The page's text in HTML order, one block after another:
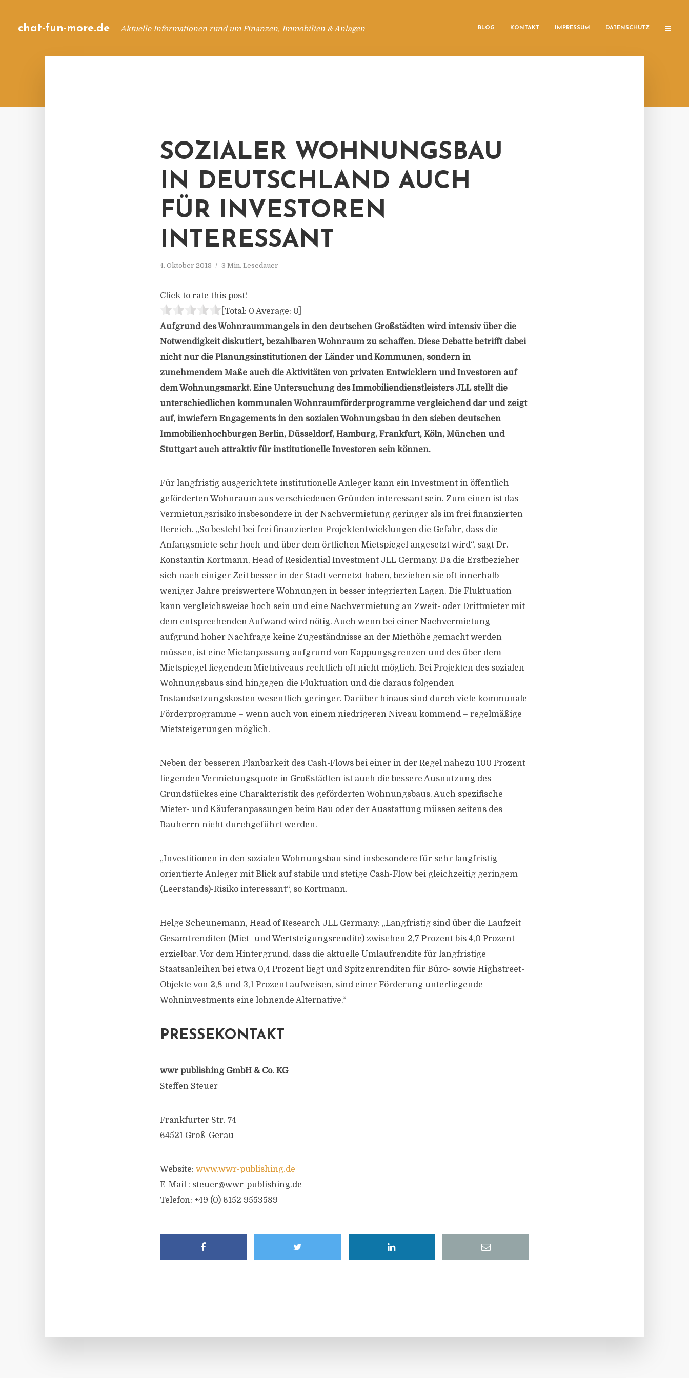
chat-fun-more.de Aktuelle Informationen rund um Finanzen, Immobilien & Anlagen BLOG KONTAKT IMPRESSUM DATENSCHUTZ
SOZIALER WOHNUNGSBAU
IN DEUTSCHLAND AUCH
FÜR INVESTOREN
INTERESSANT
4. Oktober 2018 3 Min. Lesedauer
Click to rate this post!
[Total: 0 Average: 0
Aufgrund des Wohnraummangels in den deutschen Großstädten wird intensiv über die
Notwendigkeit diskutiert, bezahlbaren Wohnraum zu schaffen. Diese Debatte betrifft dabei
nicht nur die Planungsinstitutionen der Länder und Kommunen, sondern in
zunehmendem Maße auch die Aktivitäten von privaten Entwicklern und Investoren auf
dem Wohnungsmarkt. Eine Untersuchung des Immobiliendienstleisters JLL stellt die
unterschiedlichen kommunalen Wohnraumförderprogramme vergleichend dar und zeigt
auf, inwiefern Engagements in den sozialen Wohnungsbau in den sieben deutschen
Immobilienhochburgen Berlin, Düsseldorf, Hamburg, Frankfurt, Köln, München und
Stuttgart auch attraktiv für institutionelle Investoren sein können.
Für langfristig ausgerichtete institutionelle Anleger kann ein Investment in öffentlich
geförderten Wohnraum aus verschiedenen Gründen interessant sein. Zum einen ist das
Vermietungsrisiko insbesondere in der Nachvermietung geringer als im frei finanzierten
Bereich. „So besteht bei frei finanzierten Projektentwicklungen die Gefahr, dass die
Anfangsmiete sehr hoch und über dem örtlichen Mietspiegel angesetzt wird“, sagt Dr.
Konstantin Kortmann, Head of Residential Investment JLL Germany. Da die Erstbezieher
sich nach einiger Zeit besser in der Stadt vernetzt haben, beziehen sie oft innerhalb
weniger Jahre preiswertere Wohnungen in besser integrierten Lagen. Die Fluktuation
kann vergleichsweise hoch sein und eine Nachvermietung an Zweit- oder Drittmieter mit
dem entsprechenden Aufwand wird nötig. Auch wenn bei einer Nachvermietung
aufgrund hoher Nachfrage keine Zugeständnisse an der Miethöhe gemacht werden
müssen, ist eine Mietanpassung aufgrund von Kappungsgrenzen und des über dem
Mietspiegel liegendem Mietniveaus rechtlich oft nicht möglich. Bei Projekten des sozialen
Wohnungsbaus sind hingegen die Fluktuation und die daraus folgenden
Instandsetzungskosten wesentlich geringer. Darüber hinaus sind durch viele kommunale
Förderprogramme – wenn auch von einem niedrigeren Niveau kommend – regelmäßige
Mietsteigerungen möglich.
Neben der besseren Planbarkeit des Cash-Flows bei einer in der Regel nahezu 100 Prozent
liegenden Vermietungsquote in Großstädten ist auch die bessere Ausnutzung des
Grundstückes eine Charakteristik des geförderten Wohnungsbaus. Auch spezifische
Mieter- und Käuferanpassungen beim Bau oder der Ausstattung müssen seitens des
Bauherrn nicht durchgeführt werden.
„Investitionen in den sozialen Wohnungsbau sind insbesondere für sehr langfristig
orientierte Anleger mit Blick auf stabile und stetige Cash-Flow bei gleichzeitig geringem
(Leerstands)-Risiko interessant“, so Kortmann.
Helge Scheunemann, Head of Research JLL Germany: „Langfristig sind über die Laufzeit
Gesamtrenditen (Miet- und Wertsteigungsrendite) zwischen 2,7 Prozent bis 4,0 Prozent
erzielbar. Vor dem Hintergrund, dass die aktuelle Umlaufrendite für langfristige
Staatsanleihen bei etwa 0,4 Prozent liegt und Spitzenrenditen für Büro- sowie Highstreet-
Objekte von 2,8 und 3,1 Prozent aufweisen, sind einer Förderung unterliegende
Wohninvestments eine lohnende Alternative.“
PRESSEKONTAKT
wwr publishing GmbH & Co. KG
Steffen Steuer
Frankfurter Str. 74
64521 Groß-Gerau
Website: www.wwr-publishing.de
E-Mail : steuer@wwr-publishing.de
Telefon: +49 (0) 6152 9553589